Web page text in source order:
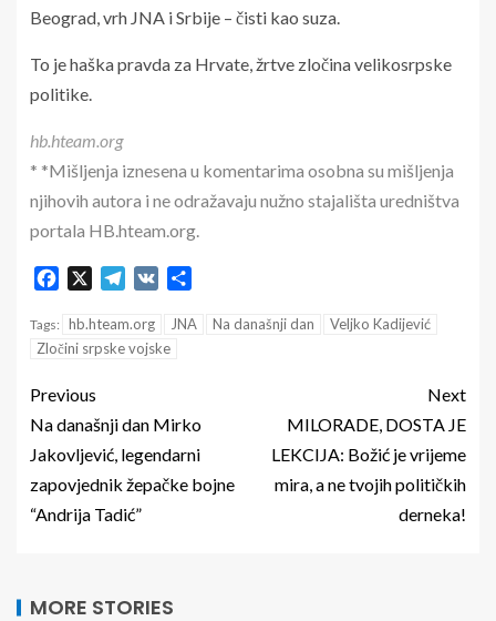
Beograd, vrh JNA i Srbije – čisti kao suza.
To je haška pravda za Hrvate, žrtve zločina velikosrpske
politike.
hb.hteam.org
* *Mišljenja iznesena u komentarima osobna su mišljenja
njihovih autora i ne odražavaju nužno stajališta uredništva
portala HB.hteam.org.
Facebook Telegram
VK
Tags: hb.hteam.org JNA Na današnji dan
Veljko Kadijević
Zločini srpske vojske
Previous
Na današnji dan Mirko
Jakovljević, legendarni
zapovjednik žepačke bojne
“Andrija Tadić”
Next
MILORADE, DOSTA JE
LEKCIJA: Božić je vrijeme
mira, a ne tvojih političkih
derneka!
MORE STORIES